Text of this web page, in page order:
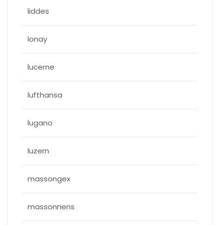
liddes
lonay
lucerne
lufthansa
lugano
luzern
massongex
massonnens